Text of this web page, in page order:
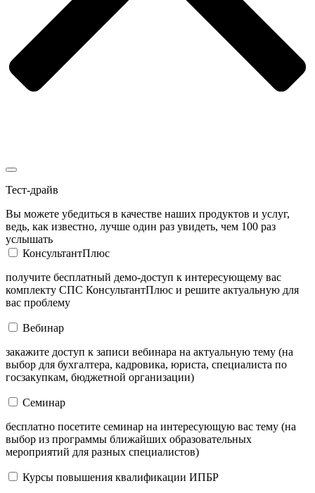
Тест-драйв
Вы можете убедиться в качестве наших продуктов и услуг,
ведь, как известно, лучше один раз увидеть, чем 100 раз
услышать
КонсультантПлюс
получите бесплатный демо-доступ к интересующему вас
комплекту СПС КонсультантПлюс и решите актуальную для
вас проблему
Вебинар
закажите доступ к записи вебинара на актуальную тему (на
выбор для бухгалтера, кадровика, юриста, специалиста по
госзакупкам, бюджетной организации)
Семинар
бесплатно посетите семинар на интересующую вас тему (на
выбор из программы ближайших образовательных
мероприятий для разных специалистов)
Курсы повышения квалификации ИПБР